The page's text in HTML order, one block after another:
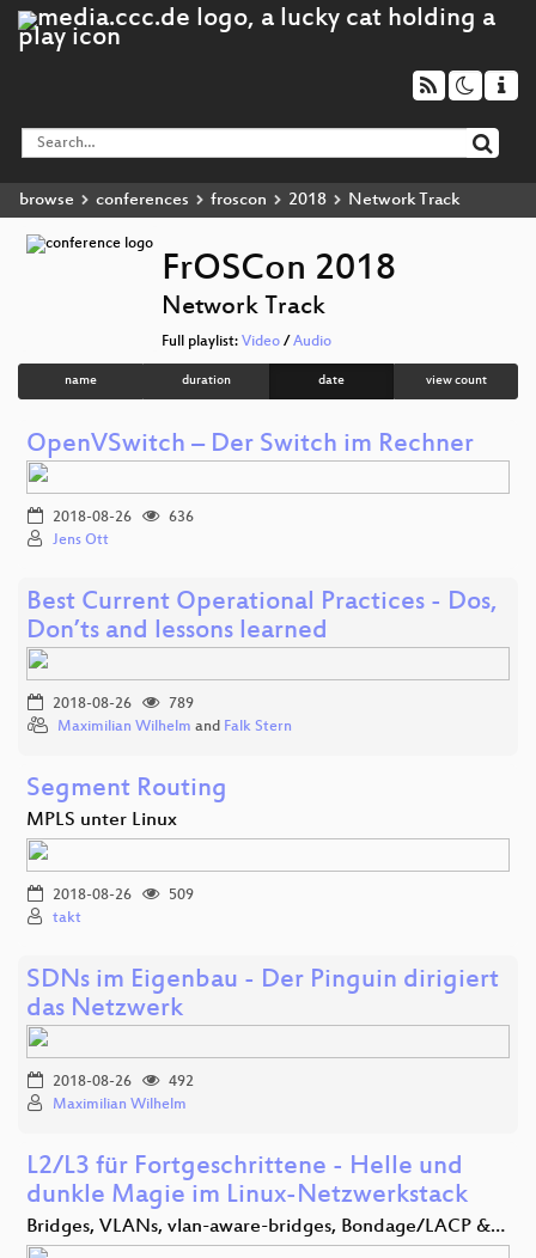
browse conferences froscon 2018 Network Track
FrOSCon 2018
Network Track
Full playlist: Video / Audio
name duration date view count
OpenVSwitch – Der Switch im Rechner
2018-08-26
636
Jens Ott
Best Current Operational Practices - Dos,
Don’ts and lessons learned
2018-08-26
789
Maximilian Wilhelm and Falk Stern
Segment Routing
MPLS unter Linux
2018-08-26
509
takt
SDNs im Eigenbau - Der Pinguin dirigiert
das Netzwerk
2018-08-26
492
Maximilian Wilhelm
L2/L3 für Fortgeschrittene - Helle und
dunkle Magie im Linux-Netzwerkstack
Bridges, VLANs, vlan-aware-bridges, Bondage/LACP &…